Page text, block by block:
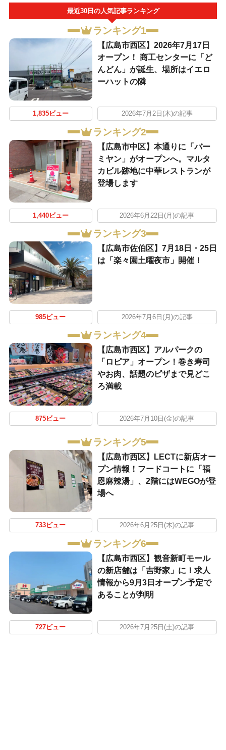
最近30日の人気記事ランキング
ランキング1
【広島市西区】2026年7月17日
オープン！ 商工センターに「ど
んどん」が誕生、場所はイエロ
ーハットの隣
1,835ビュー 2026年7月2日(木)の記事
ランキング2
【広島市中区】本通りに「バー
ミヤン」がオープンへ。マルタ
カビル跡地に中華レストランが
登場します
1,440ビュー 2026年6月22日(月)の記事
ランキング3
【広島市佐伯区】7月18日・25日
は「楽々園土曜夜市」開催！
985ビュー 2026年7月6日(月)の記事
ランキング4
【広島市西区】アルパークの
「ロピア」オープン！巻き寿司
やお肉、話題のピザまで見どこ
ろ満載
875ビュー 2026年7月10日(金)の記事
ランキング5
【広島市西区】LECTに新店オー
プン情報！フードコートに「福
恩麻辣湯」、2階にはWEGOが登
場へ
733ビュー 2026年6月25日(木)の記事
ランキング6
【広島市西区】観音新町モール
の新店舗は「吉野家」に！求人
情報から9月3日オープン予定で
あることが判明
727ビュー 2026年7月25日(土)の記事